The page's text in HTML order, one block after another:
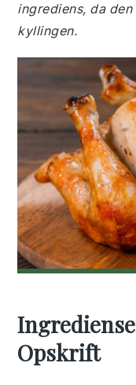
ingrediens, da
kyllingen.
Opskrift